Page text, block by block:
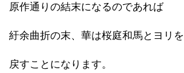
原作通りの結末になるのであれば
紆余曲折の末、華は桜庭和馬とヨリを
戻すことになります。